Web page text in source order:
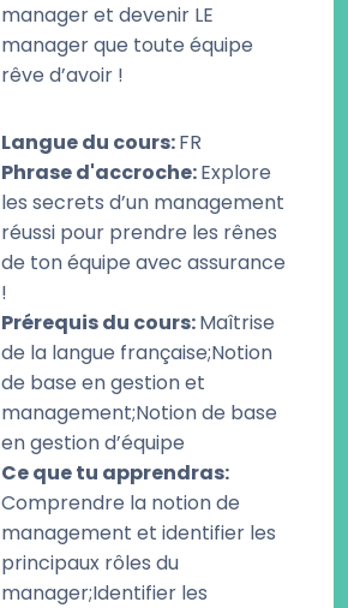
manager et devenir LE
manager que toute équipe
rêve d’avoir !
Langue du cours:FR
Phrase d'accroche:Explore
les secrets d’un management
réussi pour prendre les rênes
de ton équipe avec assurance
!
Prérequis du cours:Maîtrise
de la langue française;Notion
de base en gestion et
management;Notion de base
en gestion d’équipe
Ce que tu apprendras:
Comprendre la notion de
management et identifier les
principaux rôles du
manager;Identifier les